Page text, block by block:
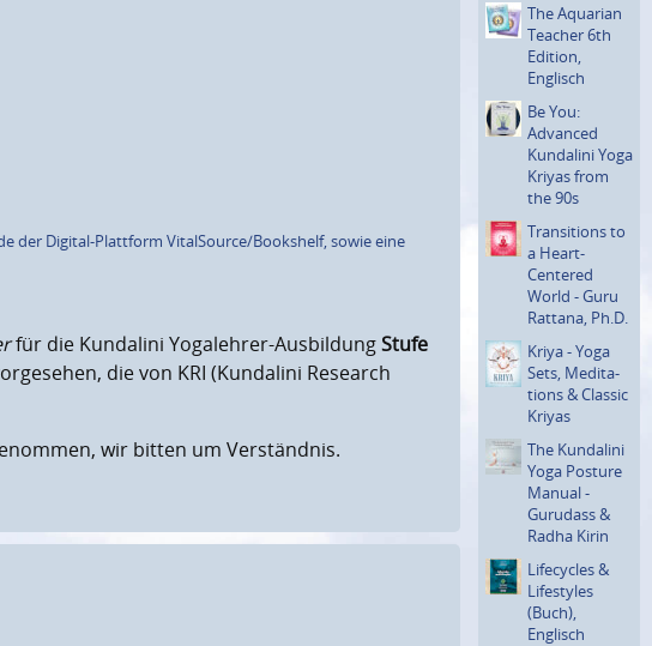
der Digital-Plattform VitalSource/Bookshelf, sowie eine
für die Kundalini Yogalehrer-AusbildungStufe
die von KRI (Kundalini Research
wir bitten um Verständnis.
The Aquarian
Teacher 6th
Edition,
Englisch
Be You:
Advanced
Kundalini Yoga
Kriyas from
the 90s
Transi­tions to
a Heart-
Centered
World - Guru
Rattana, Ph.D.
Kriya - Yoga
Sets, Medita­
tions & Classic
Kriyas
The Kundalini
Yoga Posture
Manual -
Gurudass &
Radha Kirin
Lifecycles &
Lifestyles
(Buch),
Englisch